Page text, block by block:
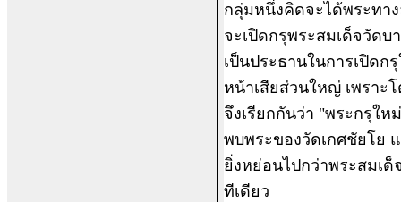
กลุ่มหนึ่งคิดจะได้พระทา
จะเปิดกรุพระสมเด็จวัด
เป็นประธานในการเปิด
หน้าเสียส่วนใหญ่ เพราะ
จึงเรียกกันว่า "พระกรุใ
พบพระของวัดเกศชัยโย
ยิ่งหย่อนไปกว่าพระสมเ
ทีเดียว